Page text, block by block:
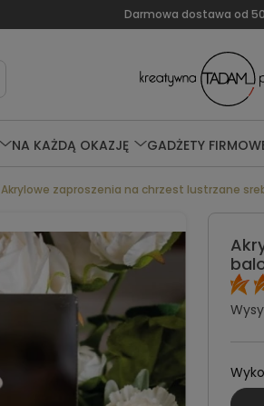
Darmowa dostawa od
NA KAŻDĄ OKAZJĘ GADŻETY
Akrylowe zaproszenia na chrzest lustrzane